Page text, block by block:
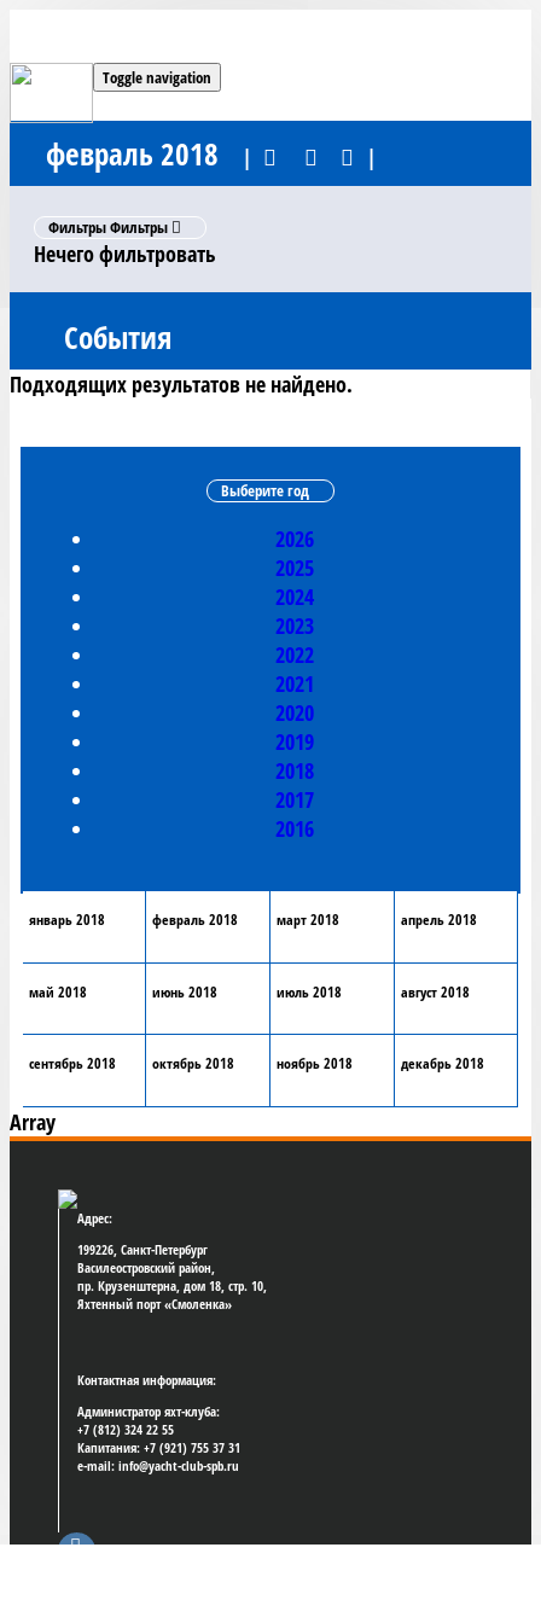
Toggle navigation
февраль 2018 | |
ФильтрыФильтры
Нечего фильтровать
События
Подходящих результатов не найдено.
Выберите год
2026
2025
2024
2023
2022
2021
2020
2019
2018
2017
2016
январь 2018 февраль 2018 март 2018 апрель 2018
май 2018 июнь 2018 июль 2018 август 2018
сентябрь 2018 октябрь 2018 ноябрь 2018 декабрь 2018
Array
Адрес:
199226, Санкт-Петербург
Василеостровский район,
пр. Крузенштерна, дом 18, стр. 10,
Яхтенный порт «Смоленка»
Контактная информация:
Администратор яхт-клуба:
+7 (812) 324 22 55
Капитания: +7 (921) 755 37 31
e-mail: info@yacht-club-spb.ru